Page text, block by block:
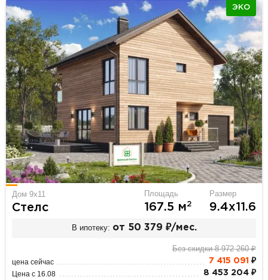
ЭКО
Дом 9х11
Стелс
Площадь
167.5 м2
Размер
9.4х11.6
В ипотеку: от 50 379 ₽/мес.
Без скидки 8 972 260 ₽
цена сейчас 7 415 091 ₽
Цена с 16.08 8 453 204 ₽